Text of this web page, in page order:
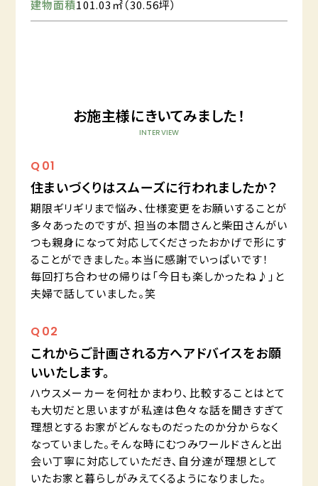
建物面積101.03㎡（30.56坪）
お施主様にきいてみました！
INTERVIEW
Q01
住まいづくりはスムーズに行われましたか？
期限ギリギリまで悩み、仕様変更をお願いすることが
多々あったのですが、担当の本間さんと柴田さんがい
つも親身になって対応してくださったおかげで形にす
ることができました。本当に感謝でいっぱいです！
毎回打ち合わせの帰りは「今日も楽しかったね♪」と
夫婦で話していました。笑
Q02
これからご計画される方へアドバイスをお願
いいたします。
ハウスメーカーを何社かまわり、比較することはとて
も大切だと思いますが私達は色々な話を聞きすぎて
理想とするお家がどんなものだったのか分からなく
なっていました。そんな時にむつみワールドさんと出
会い丁寧に対応していただき、自分達が理想として
いたお家と暮らしがみえてくるようになりました。